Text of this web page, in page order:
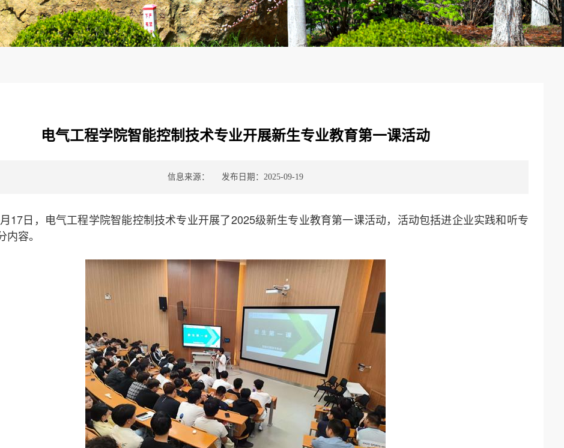
电气工程学院智能控制技术专业开展新生专业教育第一课活动
信息来源： 发布日期：2025-09-19
17日 ，电气工程学院智能控制技术专业开展了2025级新生专业教育第一课活动，活动包括进企业实践和听专
容。